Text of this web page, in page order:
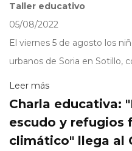
Taller educativo
05/08/2022
El viernes 5 de agosto los
urbanos de Soria en Sotillo,
Leer más
Charla educativa:
escudo y refugios
climático" llega al